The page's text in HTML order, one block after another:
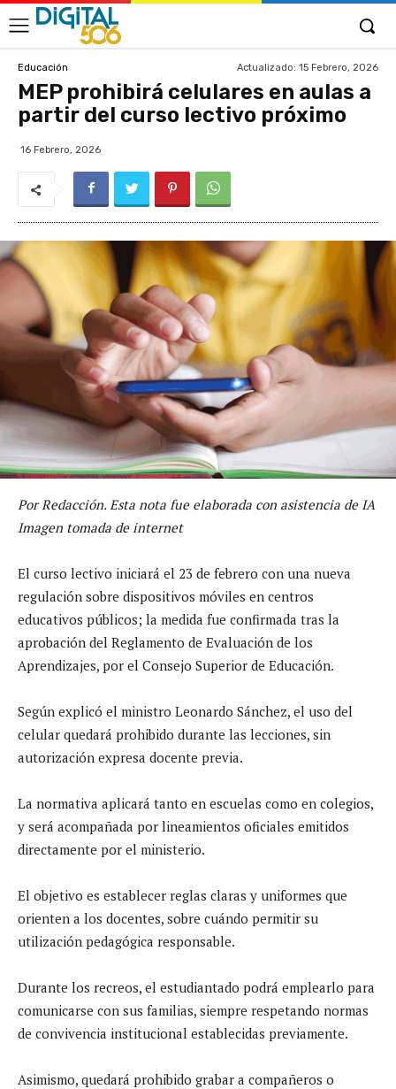
Educación Actualizado: 15 Febrero, 2026
MEP prohibirá celulares en aulas a
partir del curso lectivo próximo
16 Febrero, 2026
Por Redacción. Esta nota fue elaborada con asistencia de IA
Imagen tomada de internet
El curso lectivo iniciará el 23 de febrero con una nueva
regulación sobre dispositivos móviles en centros
educativos públicos; la medida fue confirmada tras la
aprobación del Reglamento de Evaluación de los
Aprendizajes, por el Consejo Superior de Educación.
Según explicó el ministro Leonardo Sánchez, el uso del
celular quedará prohibido durante las lecciones, sin
autorización expresa docente previa.
La normativa aplicará tanto en escuelas como en colegios,
y será acompañada por lineamientos oficiales emitidos
directamente por el ministerio.
El objetivo es establecer reglas claras y uniformes que
orienten a los docentes, sobre cuándo permitir su
utilización pedagógica responsable.
Durante los recreos, el estudiantado podrá emplearlo para
comunicarse con sus familias, siempre respetando normas
de convivencia institucional establecidas previamente.
Asimismo, quedará prohibido grabar a compañeros o